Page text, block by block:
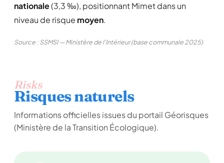
nationale(3,3 ‰), positionnant Mimet dans un
niveau de risque moyen.
Source : SSMSI — Ministère de l'Intérieur (base communale 2025)
Risks
Risques naturels
Informations officielles issues du portail Géorisques
(Ministère de la Transition Écologique).